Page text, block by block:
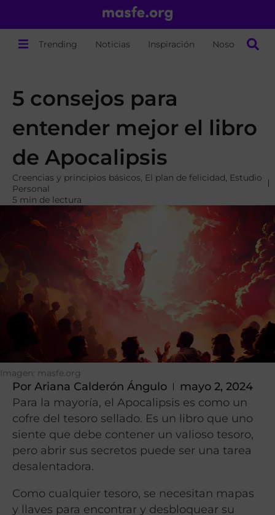
Trending Noticias Inspiración Nosotros
5 consejos para
entender mejor el libro
de Apocalipsis
Creencias y principios básicos, El plan de felicidad, Estudio
Personal
5 min de lectura
Imagen: masfe.org
Por Ariana Calderón Ángulo
mayo 2, 2024
Para la mayoría, el Apocalipsis es como un
cofre del tesoro sellado. Es un libro que uno
siente que debe contener un valioso tesoro,
pero abrir sus secretos puede ser una tarea
desalentadora.
Como cualquier tesoro, se necesitan mapas
y llaves para encontrar y desbloquear su